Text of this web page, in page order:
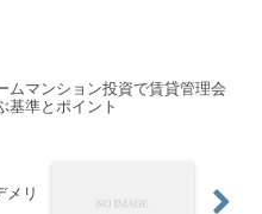
ムマンション投資で賃貸管理会
基準とポイント
メリ